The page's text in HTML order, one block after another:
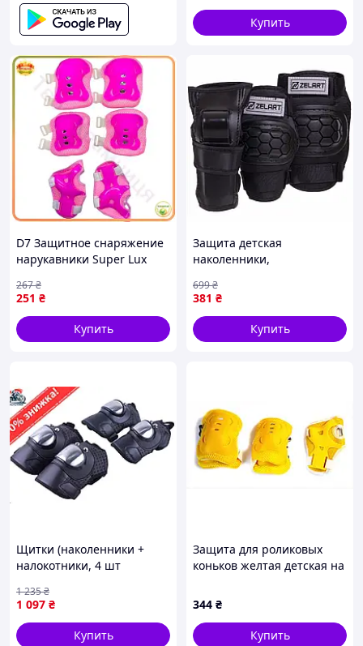
Купить
D7 Защитное снаряжение
нарукавники Super Lux
в сетке РОЗОВЫЕ для
детей и подро MOD58L
251 ₴
267₴
Купить
Защита детская
наколенники,
Zelart SK-2378_Черный_S,
размер S, черные
381 ₴
699₴
Купить
Щитки (наколенники +
налокотники, 4 шт
1 097 ₴
1 235₴
Купить
Защита для роликовых
коньков желтая детская на
344 ₴
Купить